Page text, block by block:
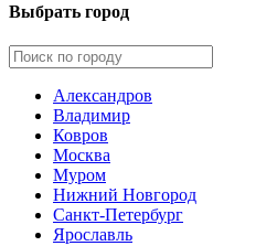
Выбрать город
Александров
Владимир
Ковров
Москва
Муром
Нижний Новгород
Санкт-Петербург
Ярославль